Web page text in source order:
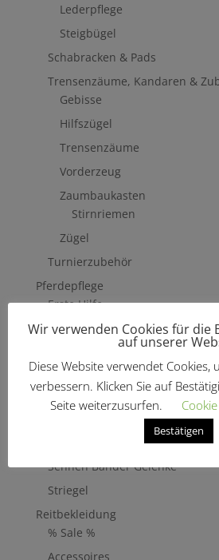
Lederpflege
Steigbügel
Schabracken & Pads
Trensenzäume, Kandaren &
Gebisse
Hilfszügel
Trensenzäume
Vorderzeug
Zaumbaukasten
Stirnriemen
Zügel
Turnierzubehör
Pferdepflege
Erste Hilfe
Fliegenschutzmittel
Pferdewäsche
Putzzeug & Zubehör
Bürsten & Kardätschen
Sehnen Bänder Gelenke
Striegel
Reitbekleidung
% Sale %
Accessoires
Wir verwenden Cookies für die
auf unserer
Diese Website verwendet Cookies,
verbessern. Klicken Sie auf
Seite weiterzusurfen.
Bestätigen